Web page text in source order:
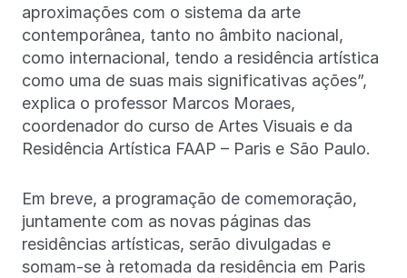
aproximações com o sistema da arte
contemporânea, tanto no âmbito nacional,
como internacional, tendo a residência artística
como uma de suas mais significativas ações”,
explica o professor Marcos Moraes,
coordenador do curso de Artes Visuais e da
Residência Artística FAAP – Paris e São Paulo.
Em breve, a programação de comemoração,
juntamente com as novas páginas das
residências artísticas, serão divulgadas e
somam-se à retomada da residência em Paris